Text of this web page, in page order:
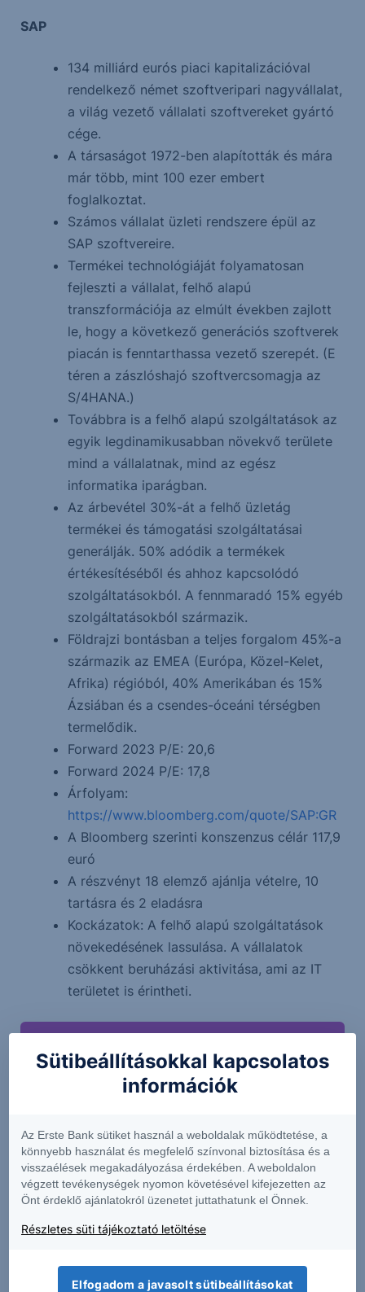
SAP
134 milliárd eurós piaci kapitalizációval
rendelkező német szoftveripari nagyvállalat,
a világ vezető vállalati szoftvereket gyártó
cége.
A társaságot 1972-ben alapították és mára
már több, mint 100 ezer embert
foglalkoztat.
Számos vállalat üzleti rendszere épül az
SAP szoftvereire.
Termékei technológiáját folyamatosan
fejleszti a vállalat, felhő alapú
transzformációja az elmúlt években zajlott
le, hogy a következő generációs szoftverek
piacán is fenntarthassa vezető szerepét. (E
téren a zászlóshajó szoftvercsomagja az
S/4HANA.)
Továbbra is a felhő alapú szolgáltatások az
egyik legdinamikusabban növekvő területe
mind a vállalatnak, mind az egész
informatika iparágban.
Az árbevétel 30%-át a felhő üzletág
termékei és támogatási szolgáltatásai
generálják. 50% adódik a termékek
értékesítéséből és ahhoz kapcsolódó
szolgáltatásokból. A fennmaradó 15% egyéb
szolgáltatásokból származik.
Földrajzi bontásban a teljes forgalom 45%-a
származik az EMEA (Európa, Közel-Kelet,
Afrika) régióból, 40% Amerikában és 15%
Ázsiában és a csendes-óceáni térségben
termelődik.
Forward 2023 P/E: 20,6
Forward 2024 P/E: 17,8
Árfolyam:
https://www.bloomberg.com/quote/SAP:GR
A Bloomberg szerinti konszenzus célár 117,9
euró
A részvényt 18 elemző ajánlja vételre, 10
tartásra és 2 eladásra
Kockázatok: A felhő alapú szolgáltatások
növekedésének lassulása. A vállalatok
csökkent beruházási aktivitása, ami az IT
területet is érintheti.
Higgy magadban és indíts Erste Future
Sütibeállításokkal kapcsolatos
információk
Az Erste Bank sütiket használ a weboldalak működtetése, a
könnyebb használat és megfelelő színvonal biztosítása és a
visszaélések megakadályozása érdekében. A weboldalon
végzett tevékenységek nyomon követésével kifejezetten az
Önt érdeklő ajánlatokról üzenetet juttathatunk el Önnek.
Részletes süti tájékoztató letöltése
Elfogadom a javasolt sütibeállításokat